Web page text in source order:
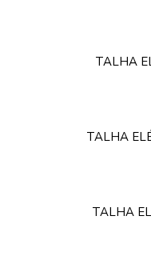
TALHA
TALHA
TALHA